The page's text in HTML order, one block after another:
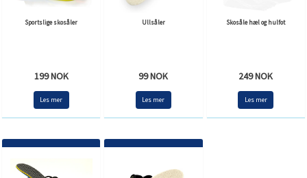
Sportslige skosåler
199 NOK
Les mer
Ullsåler
99 NOK
Les mer
Skosåle hæl og hulfot
249 NOK
Les mer